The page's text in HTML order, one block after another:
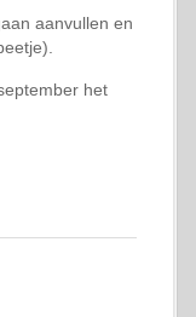
aanvullen en
het